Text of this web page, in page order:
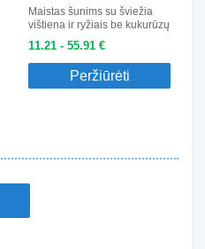
Maistas šunims su šviežia
vištiena ir ryžiais be kukurūzų
11.21 - 55.91 €
Peržiūrėti